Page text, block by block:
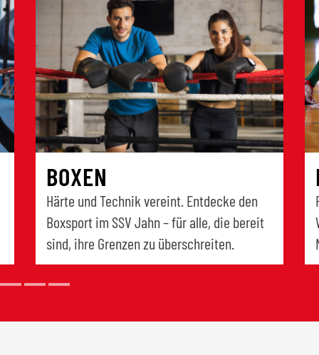
BOXEN
Härte und Technik vereint. Entdecke den
Boxsport im SSV Jahn – für alle, die bereit
sind, ihre Grenzen zu überschreiten.